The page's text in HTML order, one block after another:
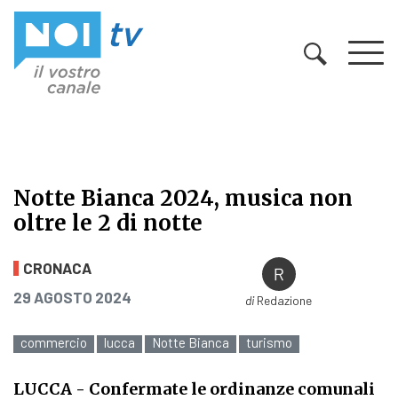
Notte Bianca 2024, musica non
oltre le 2 di notte
Notte Bianca 2024, musica non
CRONACA
PUBBLICATO IL
29 AGOSTO 2024 diRedazione
commercio lucca Notte Bianca turismo
LUCCA - Confermate le ordinanze comunali